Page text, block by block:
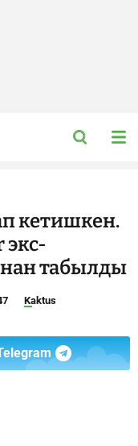
кетишкен.
экс-
табылды
Kaktus